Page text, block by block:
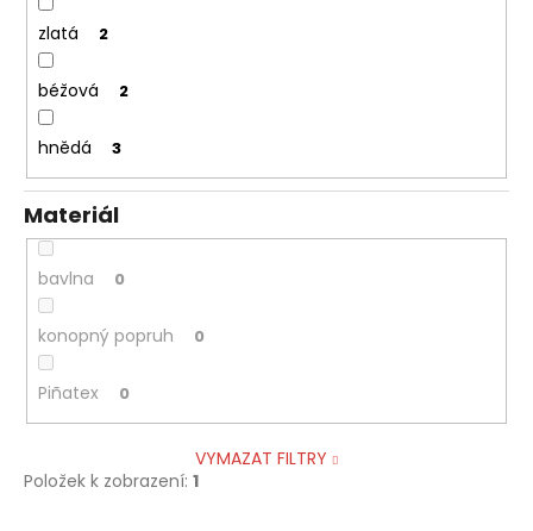
zlatá 2
béžová 2
hnědá 3
Materiál
bavlna 0
konopný popruh 0
Piñatex 0
VYMAZAT FILTRY
Položek k zobrazení: 1